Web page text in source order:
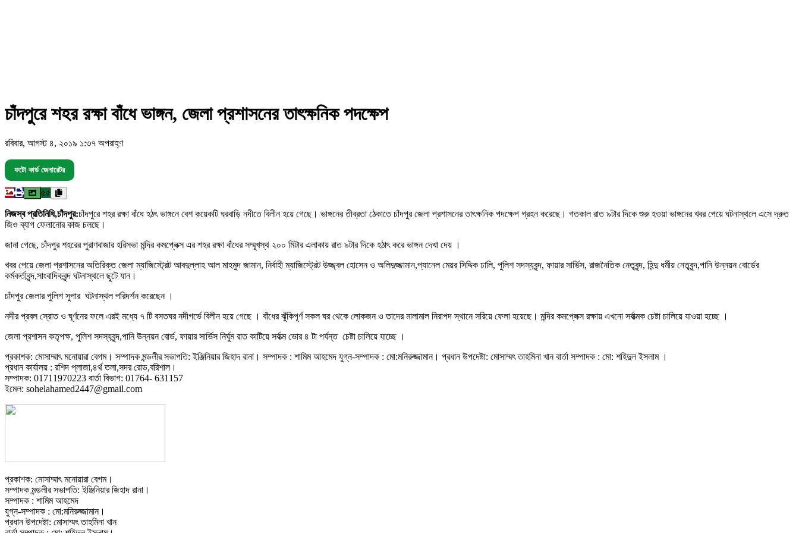
চাঁদপুরে শহর রক্ষা বাঁধে ভাঙ্গন, জেলা প্রশাসনের তাৎক্ষনিক পদক্ষেপ
রবিবার, আগস্ট ৪, ২০১৯ ১:৩৭ অপরাহ্ণ
ফটো কার্ড জেনারেটর
৫৫
নিজস্ব প্রতিনিধি,চাঁদপুর:চাঁদপুরে শহর রক্ষা বাঁধে হঠৎ ভাঙ্গনে বেশ কয়েকটি ঘরবাড়ি নদীতে বিলীন হয়ে গেছে। ভাঙ্গনের তীব্রতা ঠেকাতে চাঁদপুর জেলা প্রশাসনের তাৎক্ষনিক পদক্ষেপ গ্রহন করেছে। গতকাল রাত ৯টার দিকে শুরু হওয়া ভাঙ্গনের খবর পেয়ে ঘটনাস্থলে এসে দ্রুত
জিও ব্যাগ ফেলানোর কাজ চলছে।
জানা গেছে, চাঁদপুর শহরের পুরাণবাজার হরিসভা মন্দির কমপ্লেক্স এর শহর রক্ষা বাঁধের সম্মূখস্থ ২০০ মিটার এলাকায় রাত ৯টার দিকে হঠাৎ করে ভাঙ্গন দেখা দেয় ।
খবর পেয়ে জেলা প্রশাসনের অতিরিক্ত জেলা ম্যাজিস্ট্রেট আবদুল্লাহ আল মাহমুদ জামান, নির্বাহী ম্যাজিস্ট্রেট উজ্জ্বল হোসেন ও অলিদুজ্জামান,প্যানেল মেয়র সিদ্দিক ঢালি, পুলিশ সদস্যবৃন্দ, ফায়ার সার্ভিস, রাজনৈতিক নেতৃবৃন্দ, হিন্দু ধর্মীয় নেতৃবৃন্দ,পানি উন্নয়ন বোর্ডের
কর্মকর্তাবৃন্দ,সাংবাদিকবৃন্দ ঘটনাস্থলে ছুটে যান।
চাঁদপুর জেলার পুলিশ সুপার ঘটনাস্থল পরিদর্শন করেছেন ।
নদীর প্রবল স্রোত ও ঘূর্ণনের ফলে এরই মধ্যে ৭ টি বসতঘর নদীগর্ভে বিলীন হয়ে গেছে । বাঁধের ঝুঁকিপূর্ণ সকল ঘর থেকে লোকজন ও তাদের মালামাল নিরাপদ স্থানে সরিয়ে ফেলা হয়েছে। মন্দির কমপ্লেক্স রক্ষায় এখনো সর্বাত্মক চেষ্টা চালিয়ে যাওয়া হচ্ছে ।
জেলা প্রশাসন কতৃপক্ষ, পুলিশ সদস্যবৃন্দ,পানি উন্নয়ন বোর্ড, ফায়ার সার্ভিস নির্ঘুম রাত কাটিয়ে সর্বাত্ম ভোর ৪ টা পর্যন্ত চেষ্টা চালিয়ে যাচ্ছে ।
প্রকাশক: মোসাম্মাৎ মনোয়ারা বেগম। সম্পাদক মন্ডলীর সভাপতি: ইঞ্জিনিয়ার জিহাদ রানা। সম্পাদক : শামিম আহমেদ যুগ্ন-সম্পাদক : মো:মনিরুজ্জামান। প্রধান উপদেষ্টা: মোসাম্মৎ তাহমিনা খান বার্তা সম্পাদক : মো: শহিদুল ইসলাম ।
প্রধান কার্যালয় : রশিদ প্লাজা,৪র্থ তলা,সদর রোড,বরিশাল।
সম্পাদক: 01711970223 বার্তা বিভাগ: 01764- 631157
ইমেল: sohelahamed2447@gmail.com
প্রকাশক: মোসাম্মাৎ মনোয়ারা বেগম।
সম্পাদক মন্ডলীর সভাপতি: ইঞ্জিনিয়ার জিহাদ রানা।
সম্পাদক : শামিম আহমেদ
যুগ্ন-সম্পাদক : মো:মনিরুজ্জামান।
প্রধান উপদেষ্টা: মোসাম্মৎ তাহমিনা খান